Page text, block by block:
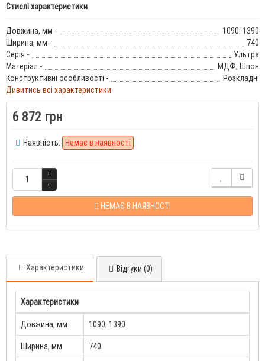
Стислі характеристики
Довжина, мм -
1090; 1390
Ширина, мм -
740
Серія -
Ультра
Матеріал -
МДФ; Шпон
Конструктивні особливості -
Розкладні
Дивитись всі характеристики
6 872 грн
Наявність: Немає в наявності
НЕМАЄ В НАЯВНОСТІ
Характеристики Відгуки (0)
Характеристики
Довжина, мм 1090; 1390
Ширина, мм 740